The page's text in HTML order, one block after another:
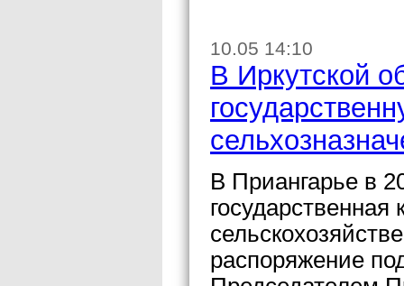
10.05 14:10
В Иркутской
В Приангарье в
распоряжение